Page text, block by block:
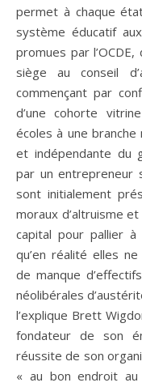
permet à chaque
système éducatif
promues par
siège au conseil
commençant par
d’une cohorte
écoles à une
et indépendante du
par un entrepreneur
sont initialement
moraux d’altruisme
capital pour pallier
qu’en réalité elles
de manque
néolibérales
l’explique Brett
fondateur de son
réussite de son
« au bon endroit